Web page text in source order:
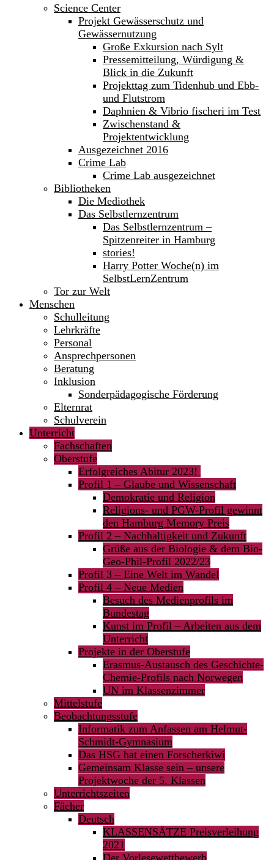
Science Center
Projekt Gewässerschutz und
Gewässernutzung
Große Exkursion nach Sylt
Pressemitteilung, Würdigung &
Blick in die Zukunft
Projekttag zum Tidenhub und Ebb-
und Flutstrom
Daphnien & Vibrio fischeri im Test
Zwischenstand &
Projektentwicklung
Ausgezeichnet 2016
Crime Lab
Crime Lab ausgezeichnet
Bibliotheken
Die Mediothek
Das Selbstlernzentrum
Das Selbstlernzentrum –
Spitzenreiter in Hamburg
stories!
Harry Potter Woche(n) im
SelbstLernZentrum
Tor zur Welt
Menschen
Schulleitung
Lehrkräfte
Personal
Ansprechpersonen
Beratung
Inklusion
Sonderpädagogische Förderung
Elternrat
Schulverein
Unterricht
Fachschaften
Oberstufe
Erfolgreiches Abitur 2023!
Profil 1 – Glaube und Wissenschaft
Demokratie und Religion
Religions- und PGW-Profil gewinnt
den Hamburg Memory Preis
Profil 2 – Nachhaltigkeit und Zukunft
Grüße aus der Biologie & dem Bio-
Geo-Phil-Profil 2022/23
Profil 3 – Eine Welt im Wandel
Profil 4 – Neue Medien
Besuch des Medienprofils im
Bundestag
Kunst im Profil – Arbeiten aus dem
Unterricht
Projekte in der Oberstufe
Erasmus-Austausch des Geschichte-
Chemie-Profils nach Norwegen
UN im Klassenzimmer
Mittelstufe
Beobachtungsstufe
Informatik zum Anfassen am Helmut-
Schmidt-Gymnasium
Das HSG hat einen Forscherkiwi
Gemeinsam Klasse sein – unsere
Projektwoche der 5. Klassen
Unterrichtszeiten
Fächer
Deutsch
KLASSENSÄTZE Preisverleihung
2021